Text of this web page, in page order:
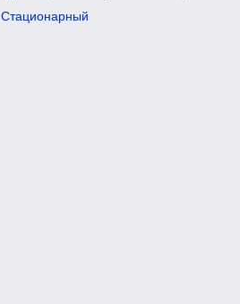
Стационарный